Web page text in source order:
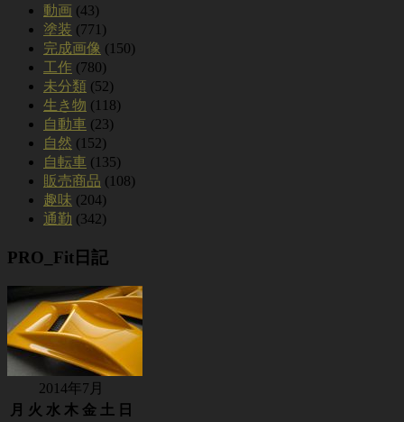
動画 (43)
塗装 (771)
完成画像 (150)
工作 (780)
未分類 (52)
生き物 (118)
自動車 (23)
自然 (152)
自転車 (135)
販売商品 (108)
趣味 (204)
通勤 (342)
PRO_Fit日記
2014年7月
月
火 水 木 金 土 日